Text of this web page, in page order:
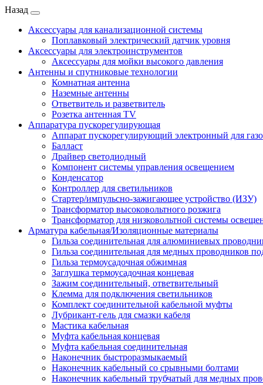
Назад
Аксессуары для канализационной системы
Поплавковый электрический датчик уровня
Аксессуары для электроинструментов
Аксессуары для мойки высокого давления
Антенны и спутниковые технологии
Комнатная антенна
Наземные антенны
Ответвитель и разветвитель
Розетка антенная TV
Аппаратура пускорегулирующая
Аппарат пускорегулирующий электронный для
Балласт
Драйвер светодиодный
Компонент системы управления освещением
Конденсатор
Контроллер для светильников
Стартер/импульсно-зажигающее устройство (ИЗУ)
Трансформатор высоковольтного розжига
Трансформатор для низковольтной системы
Арматура кабельная/Изоляционные материалы
Гильза соединительная для алюминиевых
Гильза соединительная для медных проводников
Гильза термоусадочная обжимная
Заглушка термоусадочная концевая
Зажим соединительный, ответвительный
Клемма для подключения светильников
Комплект соединительной кабельной муфты
Лубрикант-гель для смазки кабеля
Мастика кабельная
Муфта кабельная концевая
Муфта кабельная соединительная
Наконечник быстроразмыкаемый
Наконечник кабельный со срывными болтами
Наконечник кабельный трубчатый для медных